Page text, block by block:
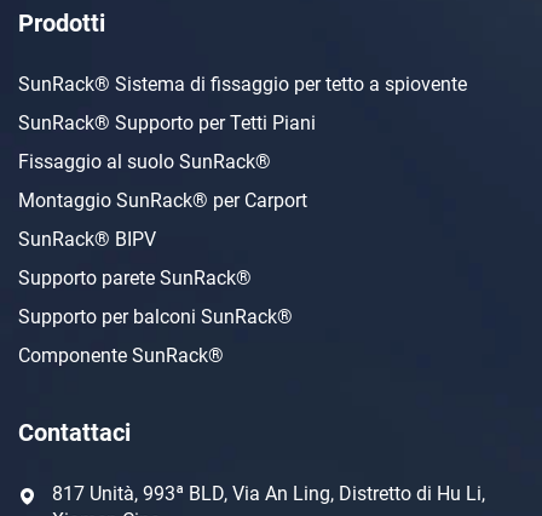
Prodotti
SunRack® Sistema di fissaggio per tetto a spiovente
SunRack® Supporto per Tetti Piani
Fissaggio al suolo SunRack®
Montaggio SunRack® per Carport
SunRack® BIPV
Supporto parete SunRack®
Supporto per balconi SunRack®
Componente SunRack®
Contattaci
817 Unità, 993ª BLD, Via An Ling, Distretto di Hu Li,